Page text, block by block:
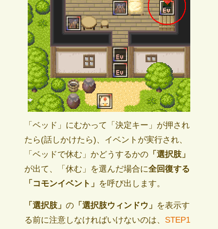
「ベッド」にむかって「決定キー」が押され
たら(話しかけたら)、イベントが実行され、
「ベッドで休む」かどうするかの 「選択肢」
が出て、「休む」を選んだ場合に全回復する
「コモンイベント」 を呼び出します。
「選択肢」 の 「選択肢ウィンドウ」 を表示す
る前に注意しなければいけないのは、 STEP1